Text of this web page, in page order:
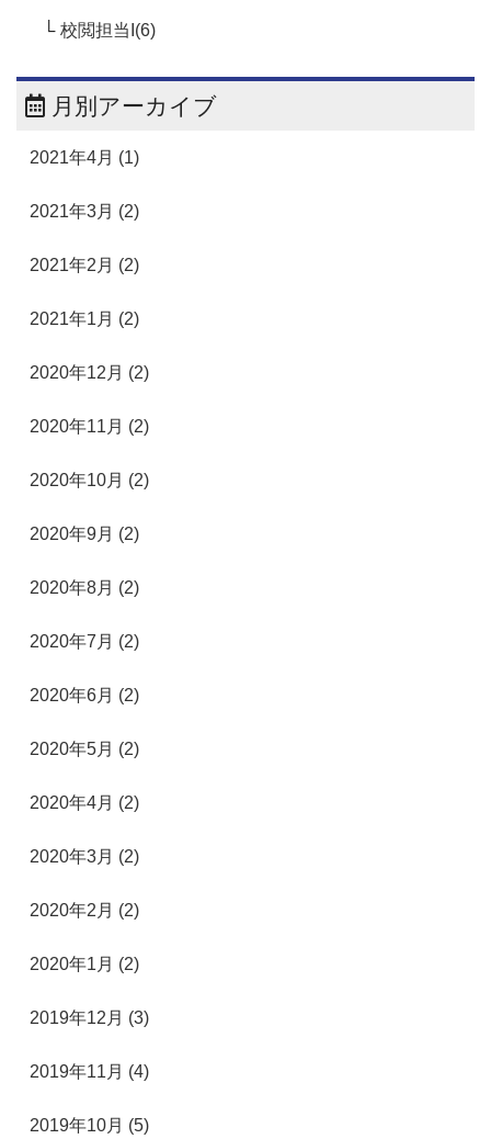
校閲担当I(6)
月別アーカイブ
2021年4月 (1)
2021年3月 (2)
2021年2月 (2)
2021年1月 (2)
2020年12月 (2)
2020年11月 (2)
2020年10月 (2)
2020年9月 (2)
2020年8月 (2)
2020年7月 (2)
2020年6月 (2)
2020年5月 (2)
2020年4月 (2)
2020年3月 (2)
2020年2月 (2)
2020年1月 (2)
2019年12月 (3)
2019年11月 (4)
2019年10月 (5)